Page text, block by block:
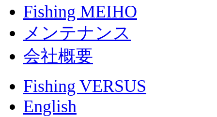
Fishing MEIHO
メンテナンス
会社概要
Fishing VERSUS
English